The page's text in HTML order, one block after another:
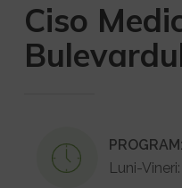
Ciso
PROGRAM:
Luni-